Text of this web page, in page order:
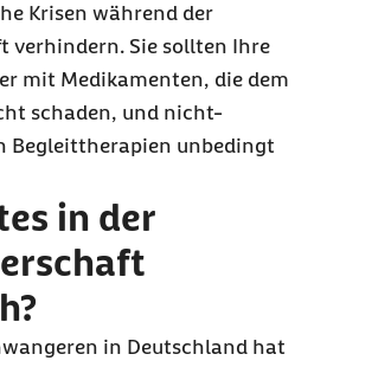
Krisen während der
verhindern. Sie sollten Ihre
mit Medikamenten, die dem
schaden, und nicht-
Begleittherapien unbedingt
in der
in Deutschland hat